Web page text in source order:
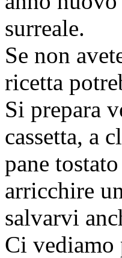
surreale.
Se non
ricetta
Si prepara
cassetta, a
pane
arricchire
salvarvi
Ci vediamo